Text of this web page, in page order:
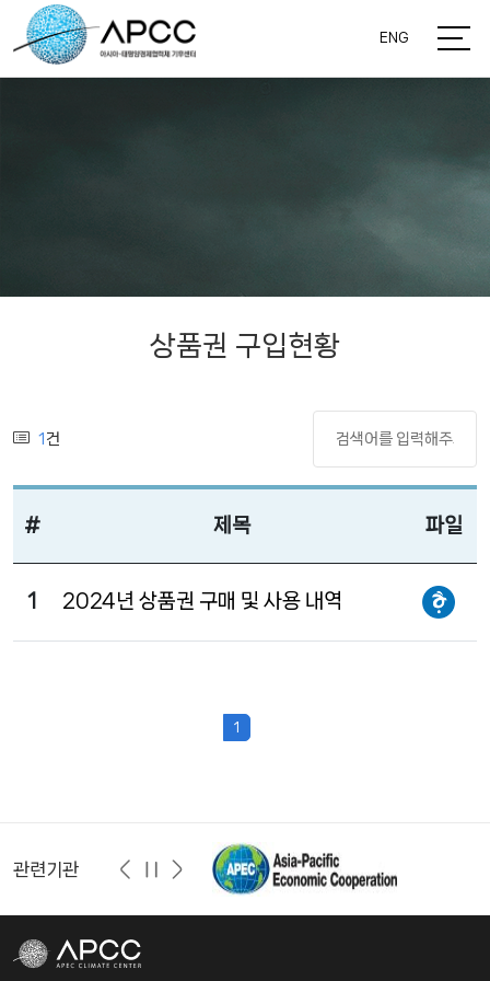
ENG
상품권 구입현황
1 건
# 제목 파일
1 2024년 상품권 구매 및 사용 내역
1
관련기관